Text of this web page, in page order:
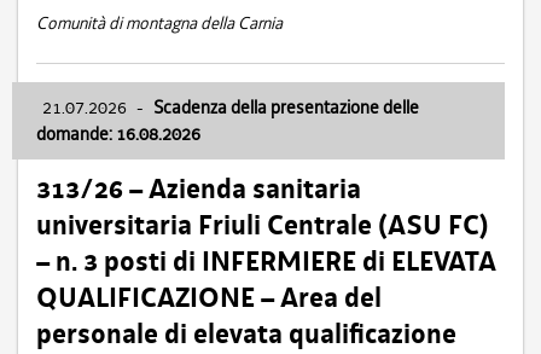
Comunità di montagna della Carnia
21.07.2026 - Scadenza della presentazione delle
domande: 16.08.2026
313/26 – Azienda sanitaria
universitaria Friuli Centrale (ASU FC)
– n. 3 posti di INFERMIERE di ELEVATA
QUALIFICAZIONE – Area del
personale di elevata qualificazione